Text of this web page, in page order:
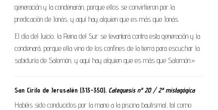
generación y la condenarán, porque ellos se convirtieron por la
predicación de Jonás, y aquí hay alguien que es más que Jonás.
El día del Juicio, la Reina del Sur se levantará contra esta generación y la
condenará, porque ella vino de los confines de la tierra para escuchar la
sabiduría de Salomón, y aquí hay alguien que es más que Salomón.»
San Cirilo de Jerusalén (313-350), Catequesis nº 20 / 2ª mistagógica
Habéis sido conducidos por la mano a la piscina bautismal, tal como